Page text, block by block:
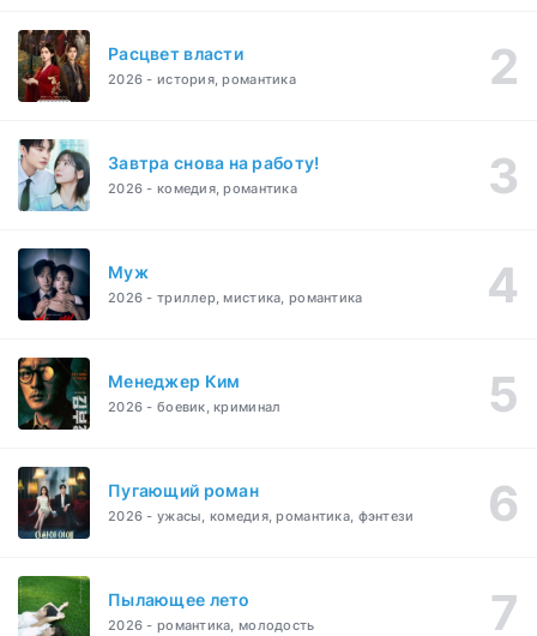
Расцвет власти
2026 - история, романтика
Завтра снова на работу!
2026 - комедия, романтика
Муж
2026 - триллер, мистика, романтика
Менеджер Ким
2026 - боевик, криминал
Пугающий роман
2026 - ужасы, комедия, романтика, фэнтези
Пылающее лето
2026 - романтика, молодость